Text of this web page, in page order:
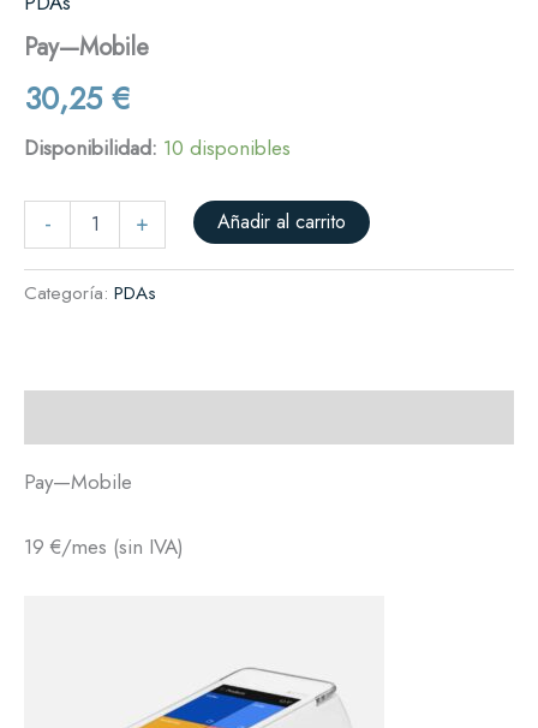
Pay—Mobile
30,25 €
Disponibilidad: 10 disponibles
- + Añadir al carrito
Categoría: PDAs
Pay—Mobile
19 €/mes (sin IVA)